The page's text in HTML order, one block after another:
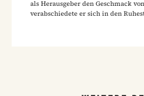
als Herausgeber den Geschmack von
verabschiedete er sich in den